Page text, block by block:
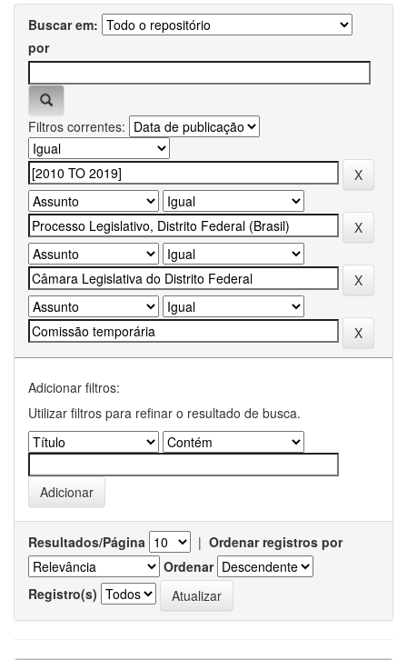
Buscar em:
por
Filtros correntes:
Adicionar filtros:
Utilizar filtros para refinar o resultado de busca.
Resultados/Página | Ordenar registros por
Ordenar
Registro(s)